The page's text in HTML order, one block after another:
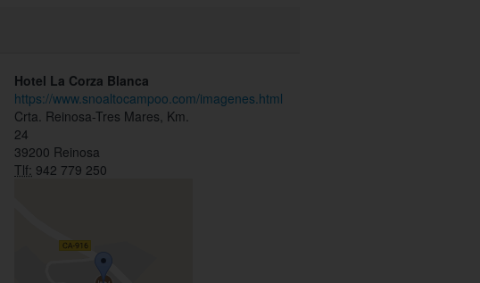
Hotel La Corza Blanca
https://www.snoaltocampoo.com/imagenes.html
Crta. Reinosa-Tres Mares, Km.
24
39200 Reinosa
Tlf: 942 779 250